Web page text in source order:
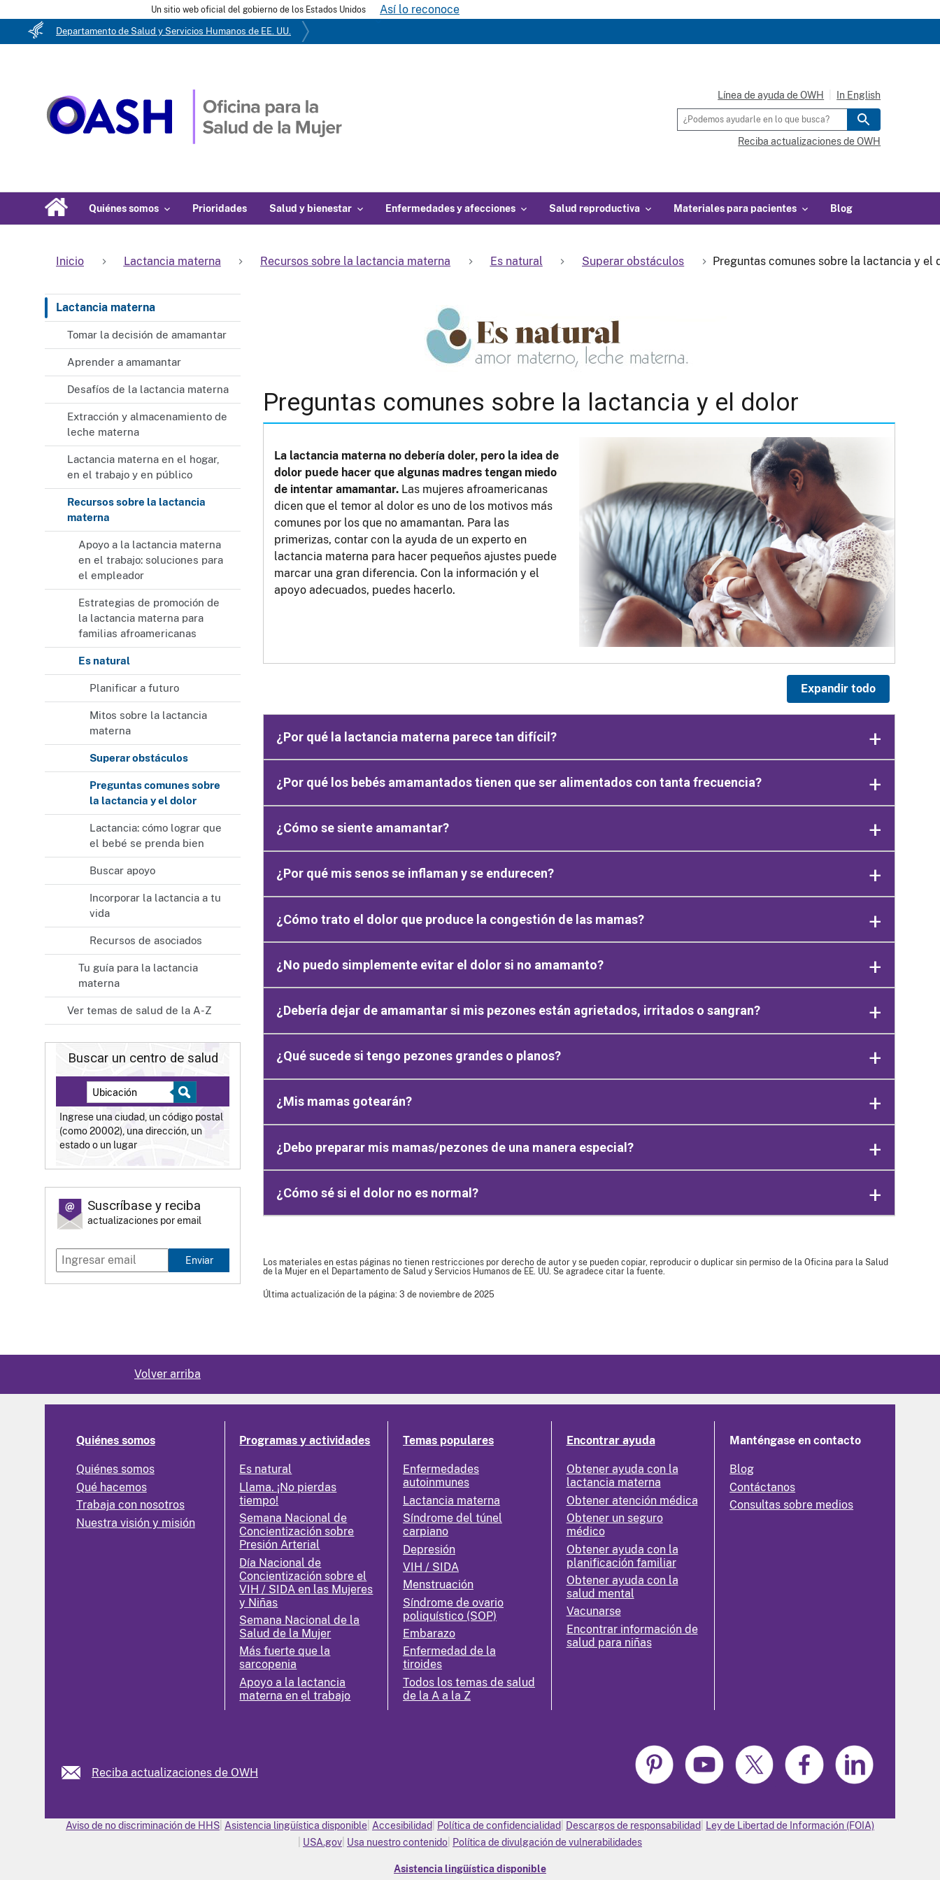
Un sitio web oficial del gobierno de los Estados Unidos Así lo reconoce
Departamento de Salud y Servicios Humanos de EE. UU.
Quiénes somos Prioridades Salud y bienestar Enfermedades y afecciones Salud reproductiva Materiales para pacientes Blog
Línea de ayuda de OWH In English
Reciba actualizaciones de OWH
Inicio Lactancia materna Recursos sobre la lactancia materna Es natural Superar obstáculos Preguntas comunes sobre la lactancia y el
Lactancia materna
Tomar la decisión de amamantar
Aprender a amamantar
Desafíos de la lactancia materna
Extracción y almacenamiento de
leche materna
Lactancia materna en el hogar,
en el trabajo y en público
Recursos sobre la lactancia
materna
Apoyo a la lactancia materna
en el trabajo: soluciones para
el empleador
Estrategias de promoción de
la lactancia materna para
familias afroamericanas
Es natural
Planificar a futuro
Mitos sobre la lactancia
materna
Superar obstáculos
Preguntas comunes sobre
la lactancia y el dolor
Lactancia: cómo lograr que
el bebé se prenda bien
Buscar apoyo
Incorporar la lactancia a tu
vida
Recursos de asociados
Tu guía para la lactancia
materna
Ver temas de salud de la A-Z
Buscar un centro de salud
Ingrese una ciudad, un código postal
(como 20002), una dirección, un
estado o un lugar
Suscríbase y reciba
actualizaciones por email
Enviar
Preguntas comunes sobre la lactancia y el dolor
La lactancia materna no debería doler, pero la idea de
dolor puede hacer que algunas madres tengan miedo
de intentar amamantar. Las mujeres afroamericanas
dicen que el temor al dolor es uno de los motivos más
comunes por los que no amamantan. Para las
primerizas, contar con la ayuda de un experto en
lactancia materna para hacer pequeños ajustes puede
marcar una gran diferencia. Con la información y el
apoyo adecuados, puedes hacerlo.
Expandir todo
¿Por qué la lactancia materna parece tan difícil?
¿Por qué los bebés amamantados tienen que ser alimentados con tanta frecuencia?
¿Cómo se siente amamantar?
¿Por qué mis senos se inflaman y se endurecen?
¿Cómo trato el dolor que produce la congestión de las mamas?
¿No puedo simplemente evitar el dolor si no amamanto?
¿Debería dejar de amamantar si mis pezones están agrietados, irritados o sangran?
¿Qué sucede si tengo pezones grandes o planos?
¿Mis mamas gotearán?
¿Debo preparar mis mamas/pezones de una manera especial?
¿Cómo sé si el dolor no es normal?
Los materiales en estas páginas no tienen restricciones por derecho de autor y se pueden copiar, reproducir o duplicar sin permiso de la Oficina para la Salud
de la Mujer en el Departamento de Salud y Servicios Humanos de EE. UU. Se agradece citar la fuente.
Última actualización de la página: 3 de noviembre de 2025
Volver arriba
Quiénes somos
Quiénes somos
Qué hacemos
Trabaja con nosotros
Nuestra visión y misión
Programas y actividades
Es natural
Llama. ¡No pierdas
tiempo!
Semana Nacional de
Concientización sobre
Presión Arterial
Día Nacional de
Concientización sobre el
VIH / SIDA en las Mujeres
y Niñas
Semana Nacional de la
Salud de la Mujer
Más fuerte que la
sarcopenia
Apoyo a la lactancia
materna en el trabajo
Temas populares
Enfermedades
autoinmunes
Lactancia materna
Síndrome del túnel
carpiano
Depresión
VIH / SIDA
Menstruación
Síndrome de ovario
poliquístico (SOP)
Embarazo
Enfermedad de la
tiroides
Todos los temas de salud
de la A a la Z
Encontrar ayuda
Obtener ayuda con la
lactancia materna
Obtener atención médica
Obtener un seguro
médico
Obtener ayuda con la
planificación familiar
Obtener ayuda con la
salud mental
Vacunarse
Encontrar información de
salud para niñas
Manténgase en contacto
Blog
Contáctanos
Consultas sobre medios
Reciba actualizaciones de OWH
Aviso de no discriminación de HHS Asistencia lingüística disponible Accesibilidad Política de confidencialidad Descargos de responsabilidad
Ley de Libertad de Información (FOIA)
USA.gov Usa nuestro contenido Política de divulgación de vulnerabilidades
Asistencia lingüística disponible